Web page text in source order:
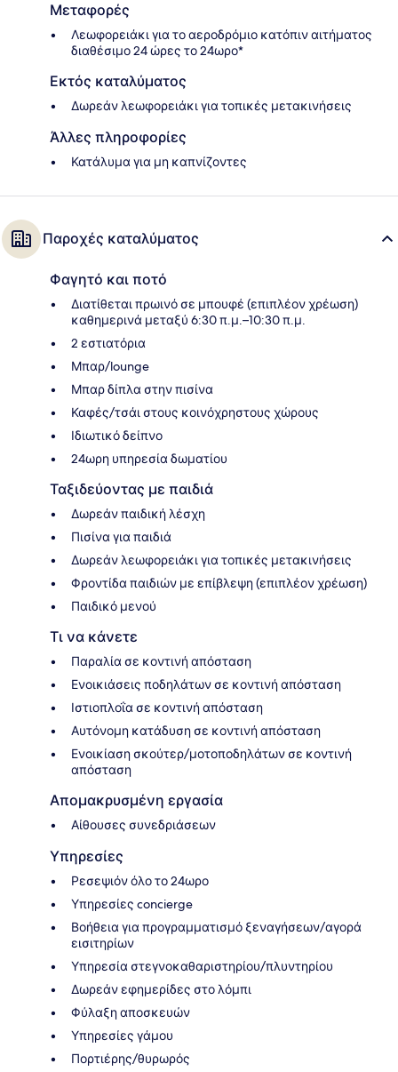
Μεταφορές
Λεωφορειάκι για το αεροδρόμιο κατόπιν αιτήματος
διαθέσιμο 24 ώρες το 24ωρο*
Εκτός καταλύματος
Δωρεάν λεωφορειάκι για τοπικές μετακινήσεις
Άλλες πληροφορίες
Κατάλυμα για μη καπνίζοντες
Παροχές καταλύματος
Φαγητό και ποτό
Διατίθεται πρωινό σε μπουφέ (επιπλέον χρέωση)
καθημερινά μεταξύ 6:30 π.μ.–10:30 π.μ.
2 εστιατόρια
Μπαρ/lounge
Μπαρ δίπλα στην πισίνα
Καφές/τσάι στους κοινόχρηστους χώρους
Ιδιωτικό δείπνο
24ωρη υπηρεσία δωματίου
Ταξιδεύοντας με παιδιά
Δωρεάν παιδική λέσχη
Πισίνα για παιδιά
Δωρεάν λεωφορειάκι για τοπικές μετακινήσεις
Φροντίδα παιδιών με επίβλεψη (επιπλέον χρέωση)
Παιδικό μενού
Τι να κάνετε
Παραλία σε κοντινή απόσταση
Ενοικιάσεις ποδηλάτων σε κοντινή απόσταση
Ιστιοπλοΐα σε κοντινή απόσταση
Αυτόνομη κατάδυση σε κοντινή απόσταση
Ενοικίαση σκούτερ/μοτοποδηλάτων σε κοντινή
απόσταση
Απομακρυσμένη εργασία
Αίθουσες συνεδριάσεων
Υπηρεσίες
Ρεσεψιόν όλο το 24ωρο
Υπηρεσίες concierge
Βοήθεια για προγραμματισμό ξεναγήσεων/αγορά
εισιτηρίων
Υπηρεσία στεγνοκαθαριστηρίου/πλυντηρίου
Δωρεάν εφημερίδες στο λόμπι
Φύλαξη αποσκευών
Υπηρεσίες γάμου
Πορτιέρης/θυρωρός